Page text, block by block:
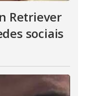
Retriever
sociais